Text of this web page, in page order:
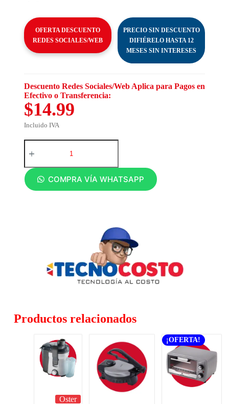
OFERTA DESCUENTO
REDES SOCIALES/WEB
PRECIO SIN DESCUENTO
DIFIÉRELO HASTA 12
MESES SIN INTERESES
Descuento Redes Sociales/Web Aplica para Pagos en
Efectivo o Transferencia:
$14.99
Incluido IVA
COMPRA VÍA WHATSAPP
Productos relacionados
Oster
¡OFERTA!